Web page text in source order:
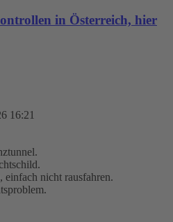
in Österreich, hier
16:21
einfach nicht rausfahren.